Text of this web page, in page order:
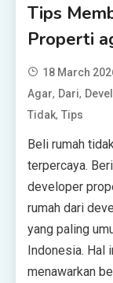
Tips
Properti
18 March
Agar, Dari,
Tidak,Tips
Beli rumah
terpercaya.
developer
rumah dari
yang paling
Indonesia. Hal
menawarkan